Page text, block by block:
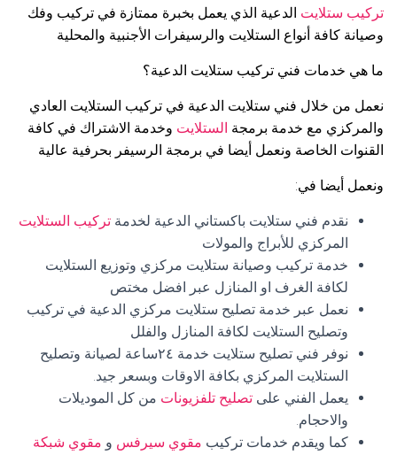
تركيب ستلايت الدعية الذي يعمل بخبرة ممتازة في تركيب وفك
وصيانة كافة أنواع الستلايت والرسيفرات الأجنبية والمحلية
ما هي خدمات فني تركيب ستلايت الدعية؟
نعمل من خلال فني ستلايت الدعية في تركيب الستلايت العادي
والمركزي مع خدمة برمجة الستلايت وخدمة الاشتراك في كافة
القنوات الخاصة ونعمل أيضا في برمجة الرسيفر بحرفية عالية
ونعمل أيضا في:
نقدم فني ستلايت باكستاني الدعية لخدمة تركيب الستلايت
المركزي للأبراج والمولات
خدمة تركيب وصيانة ستلايت مركزي وتوزيع الستلايت
لكافة الغرف او المنازل عبر افضل مختص
نعمل عبر خدمة تصليح ستلايت مركزي الدعية في تركيب
وتصليح الستلايت لكافة المنازل والفلل
نوفر فني تصليح ستلايت خدمة ٢٤ساعة لصيانة وتصليح
الستلايت المركزي بكافة الاوقات وبسعر جيد.
يعمل الفني على تصليح تلفزيونات من كل الموديلات
والاحجام.
كما ويقدم خدمات تركيب مقوي سيرفس و مقوي شبكة